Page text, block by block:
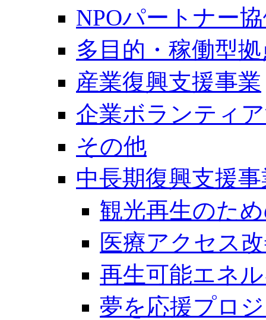
NPOパートナー
多目的・稼働型
産業復興支援事業
企業ボランティ
その他
中長期復興支援
観光再生のた
医療アクセス
再生可能エネ
夢を応援プロ